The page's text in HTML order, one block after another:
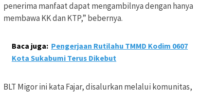
penerima manfaat dapat mengambilnya dengan hanya
membawa KK dan KTP,” bebernya.
Baca juga: Pengerjaan Rutilahu TMMD Kodim 0607
Kota Sukabumi Terus Dikebut
BLT Migor ini kata Fajar, disalurkan melalui komunitas,